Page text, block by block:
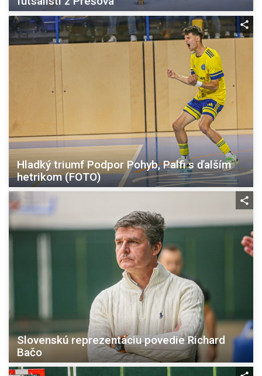
Hladký triumf Podpor Pohyb, Palfi s ďalším
hetrikom (FOTO)
Slovenskú reprezentáciu povedie Richard
Bačo